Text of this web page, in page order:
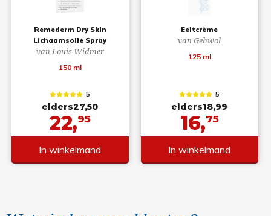
Remederm Dry Skin
Lichaamsolie Spray
van Louis Widmer
150 ml
5
elders27,50
22,95
In winkelmand
Eeltcrème
van Gehwol
125 ml
5
elders18,99
16,75
In winkelmand